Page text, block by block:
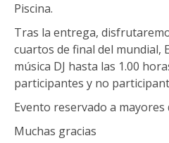
Piscina.
Tras la entrega,
cuartos de final del mundial,
música DJ hasta las 1.00
participantes y no
Evento reservado a mayores
Muchas gracias